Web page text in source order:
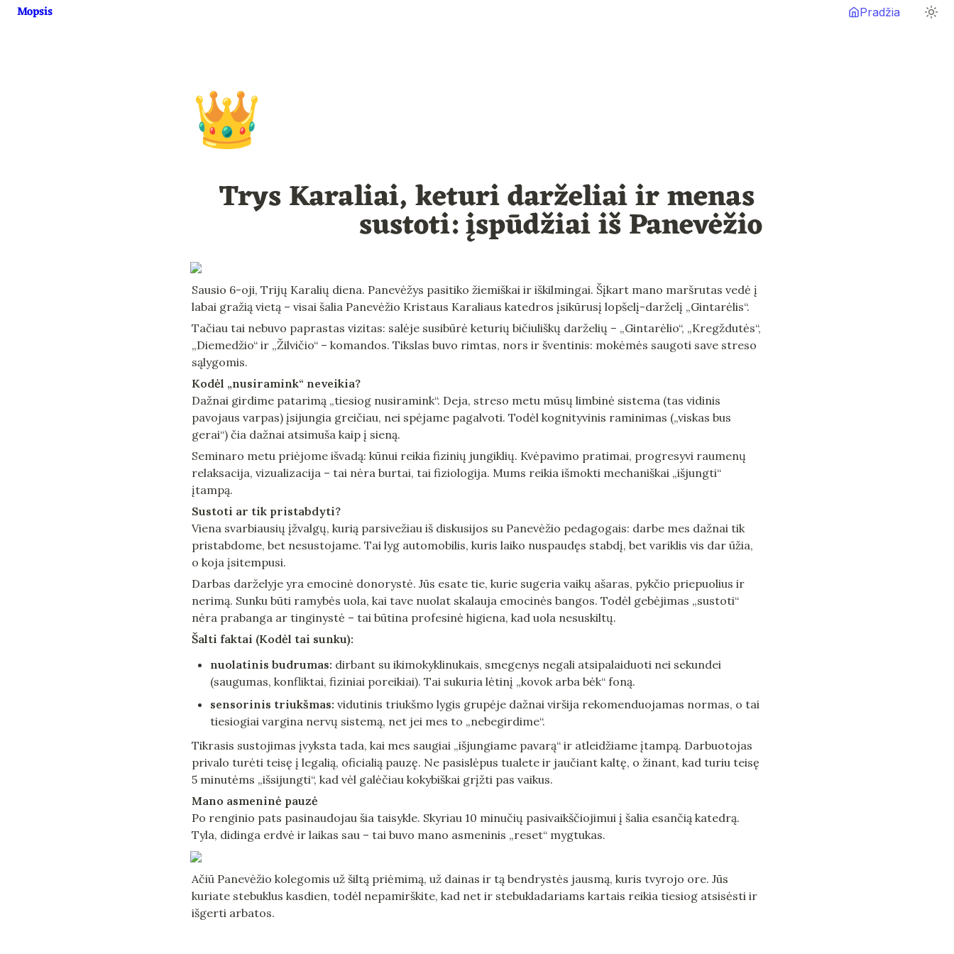
Mopsis Pradžia
👑
Trys Karaliai, keturi darželiai ir menas
sustoti: įspūdžiai iš Panevėžio
Sausio 6-oji, Trijų Karalių diena. Panevėžys pasitiko žiemiškai ir iškilmingai. Šįkart mano maršrutas vedė į
labai gražią vietą – visai šalia Panevėžio Kristaus Karaliaus katedros įsikūrusį lopšelį-darželį „Gintarėlis“.
Tačiau tai nebuvo paprastas vizitas: salėje susibūrė keturių bičiuliškų darželių – „Gintarėlio“, „Kregždutės“,
„Diemedžio“ ir „Žilvičio“ – komandos. Tikslas buvo rimtas, nors ir šventinis: mokėmės saugoti save streso
sąlygomis.
Kodėl „nusiramink“ neveikia?
Dažnai girdime patarimą „tiesiog nusiramink“. Deja, streso metu mūsų limbinė sistema (tas vidinis
pavojaus varpas) įsijungia greičiau, nei spėjame pagalvoti. Todėl kognityvinis raminimas („viskas bus
gerai“) čia dažnai atsimuša kaip į sieną.
Seminaro metu priėjome išvadą: kūnui reikia fizinių jungiklių. Kvėpavimo pratimai, progresyvi raumenų
relaksacija, vizualizacija – tai nėra burtai, tai fiziologija. Mums reikia išmokti mechaniškai „išjungti“
įtampą.
Sustoti ar tik pristabdyti?
Viena svarbiausių įžvalgų, kurią parsivežiau iš diskusijos su Panevėžio pedagogais: darbe mes dažnai tik
pristabdome, bet nesustojame. Tai lyg automobilis, kuris laiko nuspaudęs stabdį, bet variklis vis dar ūžia,
o koja įsitempusi.
Darbas darželyje yra emocinė donorystė. Jūs esate tie, kurie sugeria vaikų ašaras, pykčio priepuolius ir
nerimą. Sunku būti ramybės uola, kai tave nuolat skalauja emocinės bangos. Todėl gebėjimas „sustoti“
nėra prabanga ar tinginystė – tai būtina profesinė higiena, kad uola nesuskiltų.
Šalti faktai (Kodėl tai sunku):
nuolatinis budrumas: dirbant su ikimokyklinukais, smegenys negali atsipalaiduoti nei sekundei
(saugumas, konfliktai, fiziniai poreikiai). Tai sukuria lėtinį „kovok arba bėk“ foną.
sensorinis triukšmas: vidutinis triukšmo lygis grupėje dažnai viršija rekomenduojamas normas, o tai
tiesiogiai vargina nervų sistemą, net jei mes to „nebegirdime“.
Tikrasis sustojimas įvyksta tada, kai mes saugiai „išjungiame pavarą“ ir atleidžiame įtampą. Darbuotojas
privalo turėti teisę į legalią, oficialią pauzę. Ne pasislėpus tualete ir jaučiant kaltę, o žinant, kad turiu teisę
5 minutėms „išsijungti“, kad vėl galėčiau kokybiškai grįžti pas vaikus.
Mano asmeninė pauzė
Po renginio pats pasinaudojau šia taisykle. Skyriau 10 minučių pasivaikščiojimui į šalia esančią katedrą.
Tyla, didinga erdvė ir laikas sau – tai buvo mano asmeninis „reset“ mygtukas.
Ačiū Panevėžio kolegomis už šiltą priėmimą, už dainas ir tą bendrystės jausmą, kuris tvyrojo ore. Jūs
kuriate stebuklus kasdien, todėl nepamirškite, kad net ir stebukladariams kartais reikia tiesiog atsisėsti ir
išgerti arbatos.